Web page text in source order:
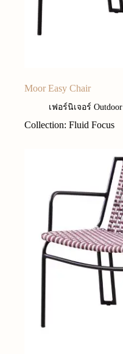
Moor Easy Chair
เฟอร์นิเจอร์ Outdoor
Collection: Fluid Focus